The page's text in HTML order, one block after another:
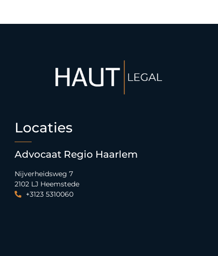
Locaties
Advocaat Regio Haarlem
Nijverheidsweg 7
2102 LJ Heemstede
+3123 5310060